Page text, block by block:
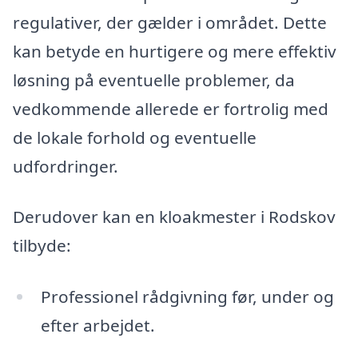
regulativer, der gælder i området. Dette
kan betyde en hurtigere og mere effektiv
løsning på eventuelle problemer, da
vedkommende allerede er fortrolig med
de lokale forhold og eventuelle
udfordringer.
Derudover kan en kloakmester i Rodskov
tilbyde:
Professionel rådgivning før, under og
efter arbejdet.